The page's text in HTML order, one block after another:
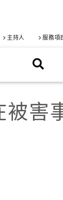
主持人 服務項
被害